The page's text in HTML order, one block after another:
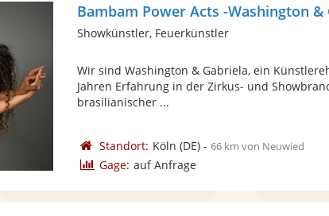
Bambam Power Acts -Washington &
Showkünstler, Feuerkünstler
Wir sind Washington & Gabriela, ein
Jahren Erfahrung in der Zirkus- und
brasilianischer ...
Standort: Köln (DE)- 66 km von Neuwied
Gage: auf Anfrage